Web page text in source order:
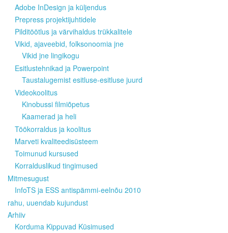
Adobe InDesign ja küljendus
Prepress projektijuhtidele
Pilditöötlus ja värvihaldus trükkalitele
Vikid, ajaveebid, folksonoomia jne
Vikid jne lingikogu
Esitlustehnikad ja Powerpoint
Taustalugemist esitluse-esitluse juurd
Videokoolitus
Kinobussi filmiõpetus
Kaamerad ja heli
Töökorraldus ja koolitus
Marveti kvaliteedisüsteem
Toimunud kursused
Korralduslikud tingimused
Mitmesugust
InfoTS ja ESS antispämmi-eelnõu 2010
rahu, uuendab kujundust
Arhiiv
Korduma Kippuvad Küsimused